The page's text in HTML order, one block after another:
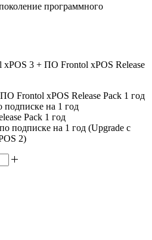
программного
3 + ПО Frontol xPOS Release
Frontol xPOS Release Pack 1 год
на 1 год
Pack 1 год
подписке на 1 год (Upgrade с
2)